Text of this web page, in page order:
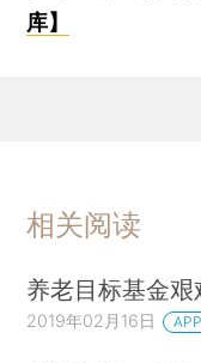
库】
相关阅读
养老目标基金艰
2019年02月16日